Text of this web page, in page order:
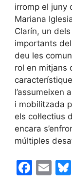
irromp el juny
Mariana
Clarín, un
importants
deu les
rol en mitjans
l’assumeixen
i mobilitzada
els col·lectius
encara
múltiples
F
E